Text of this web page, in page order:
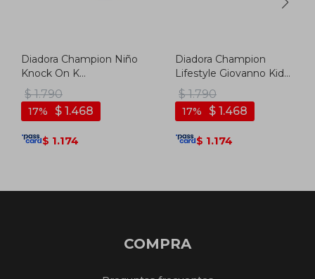
Diadora Champion Niño
Knock On K
Blanco/rosado - Blanco-
rosado
$ 1.790
$ 1.468
17
$ 1.174
Diadora Champion
Lifestyle Giovanno Kids
- Blanco/rojo - Blanco-
rojo
$ 1.790
$ 1.468
17
$ 1.174
COMPRA